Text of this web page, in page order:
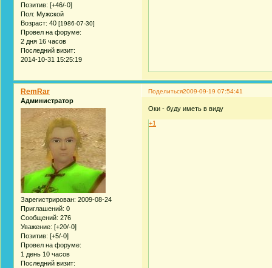
Позитив: [+46/-0]
Пол: Мужской
Возраст: 40 [1986-07-30]
Провел на форуме:
2 дня 16 часов
Последний визит:
2014-10-31 15:25:19
Поделиться2009-09-19 07:54:41
RemRar
Администратор
Зарегистрирован: 2009-08-24
Приглашений: 0
Сообщений: 276
Уважение: [+20/-0]
Позитив: [+5/-0]
Провел на форуме:
1 день 10 часов
Последний визит:
Оки - буду иметь в виду
+1